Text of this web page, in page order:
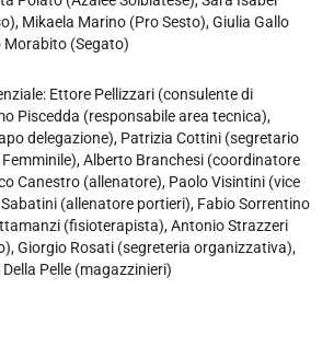
Mikaela Marino (Pro Sesto), Giulia Gallo
Morabito (Segato)
Ettore Pellizzari (consulente di
Piscedda (responsabile area tecnica),
delegazione), Patrizia Cottini (segretario
Alberto Branchesi (coordinatore
Canestro (allenatore), Paolo Visintini (vice
(allenatore portieri), Fabio Sorrentino
(fisioterapista), Antonio Strazzeri
Giorgio Rosati (segreteria organizzativa),
Pelle (magazzinieri)